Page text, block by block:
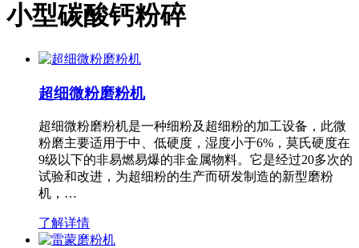
小型碳酸钙粉碎
超细微粉磨粉机
超细微粉磨粉机是一种细粉及超细粉的加工设备，此微
粉磨主要适用于中、低硬度，湿度小于6%，莫氏硬度在
9级以下的非易燃易爆的非金属物料。它是经过20多次的
试验和改进，为超细粉的生产而研发制造的新型磨粉
机，…
了解详情